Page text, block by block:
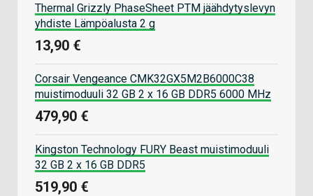
Thermal Grizzly PhaseSheet PTM jäähdytyslevyn
yhdiste Lämpöalusta 2 g
13,90 €
Corsair Vengeance CMK32GX5M2B6000C38
muistimoduuli 32 GB 2 x 16 GB DDR5 6000 MHz
479,90 €
Kingston Technology FURY Beast muistimoduuli
32 GB 2 x 16 GB DDR5
519,90 €